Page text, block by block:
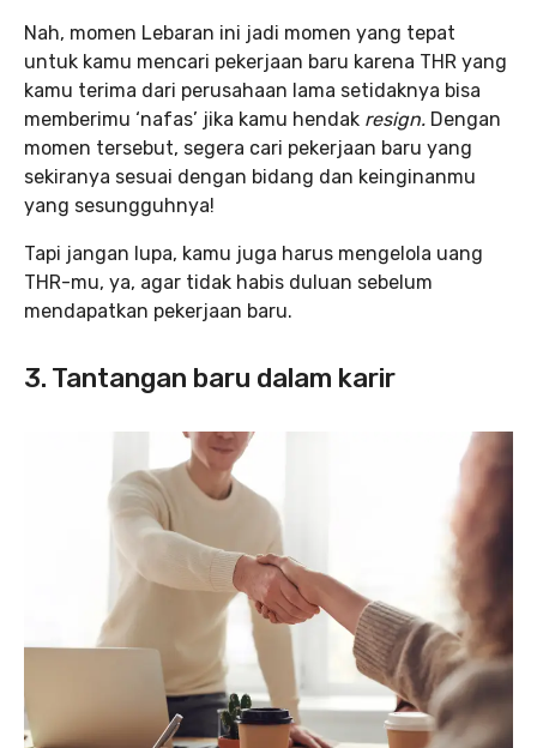
Nah, momen Lebaran ini jadi momen yang tepat
untuk kamu mencari pekerjaan baru karena THR yang
kamu terima dari perusahaan lama setidaknya bisa
memberimu ‘nafas’ jika kamu hendak resign. Dengan
momen tersebut, segera cari pekerjaan baru yang
sekiranya sesuai dengan bidang dan keinginanmu
yang sesungguhnya!
Tapi jangan lupa, kamu juga harus mengelola uang
THR-mu, ya, agar tidak habis duluan sebelum
mendapatkan pekerjaan baru.
3. Tantangan baru dalam karir